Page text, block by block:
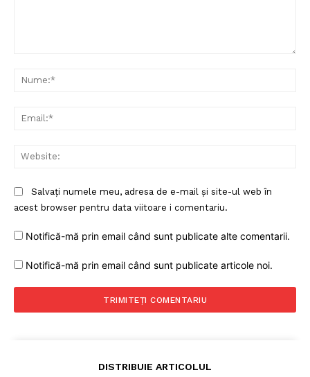
Salvați numele meu, adresa de e-mail și site-ul web în
acest browser pentru data viitoare i comentariu.
Notifică-mă prin email când sunt publicate alte comentarii.
Notifică-mă prin email când sunt publicate articole noi.
DISTRIBUIE ARTICOLUL